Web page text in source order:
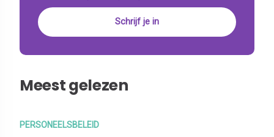
Meest gelezen
PERSONEELSBELEID